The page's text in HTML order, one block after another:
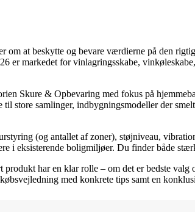
at beskytte og bevare værdierne på den
er markedet for vinlagringsskabe,
Skure & Opbevaring med fokus på
til store samlinger, indbygningsmodeller der
(og antallet af zoner), støjniveau,
i eksisterende boligmiljøer. Du finder både
har en klar rolle – om det er bedste
med konkrete tips samt en